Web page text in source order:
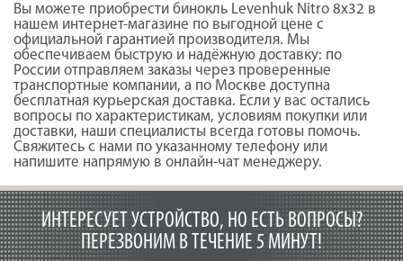
Вы можете приобрести бинокль Levenhuk Nitro 8x32 в
нашем интернет-магазине по выгодной цене с
официальной гарантией производителя. Мы
обеспечиваем быструю и надёжную доставку: по
России отправляем заказы через проверенные
транспортные компании, а по Москве доступна
бесплатная курьерская доставка. Если у вас остались
вопросы по характеристикам, условиям покупки или
доставки, наши специалисты всегда готовы помочь.
Свяжитесь с нами по указанному телефону или
напишите напрямую в онлайн-чат менеджеру.
ИНТЕРЕСУЕТ УСТРОЙСТВО, НО ЕСТЬ ВОПРОСЫ?
ПЕРЕЗВОНИМ В ТЕЧЕНИЕ 5 МИНУТ!